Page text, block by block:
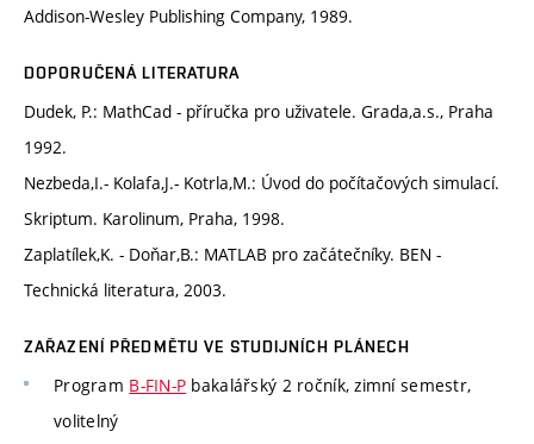
Addison-Wesley Publishing Company, 1989.
DOPORUČENÁ LITERATURA
Dudek, P.: MathCad - příručka pro uživatele. Grada,a.s., Praha
1992.
Nezbeda,I.- Kolafa,J.- Kotrla,M.: Úvod do počítačových simulací.
Skriptum. Karolinum, Praha, 1998.
Zaplatílek,K. - Doňar,B.: MATLAB pro začátečníky. BEN -
Technická literatura, 2003.
ZAŘAZENÍ PŘEDMĚTU VE STUDIJNÍCH PLÁNECH
Program B-FIN-P bakalářský 2 ročník, zimní semestr,
volitelný